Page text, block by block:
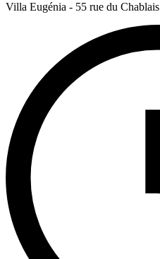
Villa Eugénia - 55 rue du Chablais